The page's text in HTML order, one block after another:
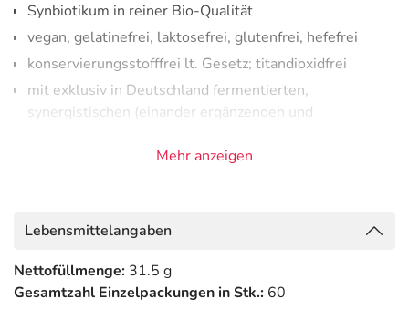
Synbiotikum in reiner Bio-Qualität
vegan, gelatinefrei, laktosefrei, glutenfrei, hefefrei
konservierungsstofffrei lt. Gesetz; titandioxidfrei
mit exklusiv in Deutschland fermentierten,
synergistischen (einander ergänzenden und
Nahrungsgrundlage für die
nützlichen Darmbakterien.
Anwendung
Mehr anzeigen
Lebensmittelangaben
Nettofüllmenge: 31.5 g
Gesamtzahl Einzelpackungen in Stk.: 60